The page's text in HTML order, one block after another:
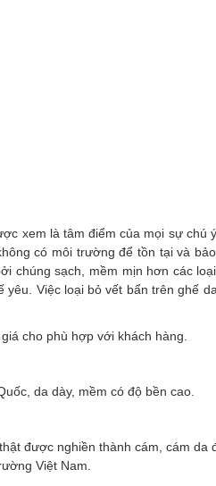
xem là tâm điểm của mọi sự chú
có môi trường để tồn tại và
chúng sạch, mềm mịn hơn các
Việc loại bỏ vết bẩn trên ghế
cho phù hợp với khách hàng.
da dày, mềm có độ bền cao.
được nghiền thành cám, cám da
Việt Nam.